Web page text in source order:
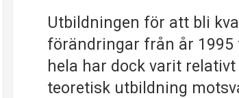
Utbildningen för att bli
förändringar från år
hela har dock varit
teoretisk utbildning